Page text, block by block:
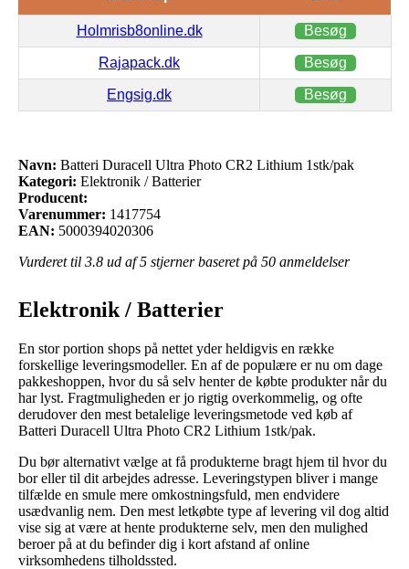
Holmrisb8online.dk Besøg
Rajapack.dk Besøg
Engsig.dk Besøg
Navn: Batteri Duracell Ultra Photo CR2 Lithium 1stk/pak
Kategori: Elektronik / Batterier
Producent:
Varenummer: 1417754
EAN: 5000394020306
Vurderet til 3.8 ud af 5 stjerner baseret på 50 anmeldelser
Elektronik / Batterier
En stor portion shops på nettet yder heldigvis en række
forskellige leveringsmodeller. En af de populære er nu om dage
pakkeshoppen, hvor du så selv henter de købte produkter når du
har lyst. Fragtmuligheden er jo rigtig overkommelig, og ofte
derudover den mest betalelige leveringsmetode ved køb af
Batteri Duracell Ultra Photo CR2 Lithium 1stk/pak.
Du bør alternativt vælge at få produkterne bragt hjem til hvor du
bor eller til dit arbejdes adresse. Leveringstypen bliver i mange
tilfælde en smule mere omkostningsfuld, men endvidere
usædvanlig nem. Den mest letkøbte type af levering vil dog altid
vise sig at være at hente produkterne selv, men den mulighed
beroer på at du befinder dig i kort afstand af online
virksomhedens tilholdssted.